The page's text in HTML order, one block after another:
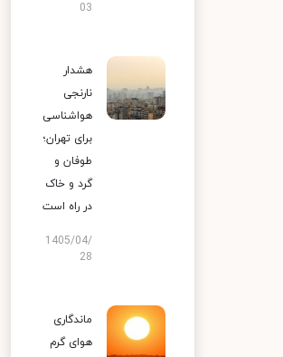
03
هشدار
نارنجی
هواشناسی
برای تهران؛
طوفان و
گرد و خاک
در راه است
1405/04/
28
ماندگاری
هوای گرم